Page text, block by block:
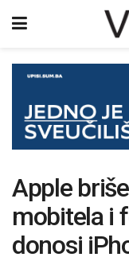
Apple
mobitela i
donosi